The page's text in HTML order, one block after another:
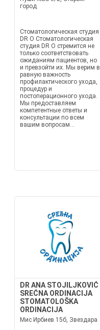
город
Стоматологическая студия
DR O Стоматологическая
студия DR O стремится не
только соответствовать
ожиданиям пациентов, но
и превзойти их. Мы верим в
равную важность
профилактического ухода,
процедур и
постоперационного ухода.
Мы предоставляем
компетентные ответы и
консультации по всем
вашим вопросам...
DR ANA STOJILJKOVIĆ
SREĆNA ORDINACIJA
STOMATOLOŠKA
ORDINACIJA
Мис Ирбиев 15б, Звездара